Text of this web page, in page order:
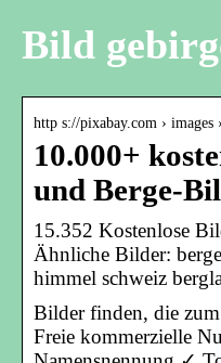
Bild
http s://pixabay.com › images
10.000+
und Berge-
15.352 Kostenlose
Ähnliche Bilder:
himmel schweiz
Bilder finden, die
Freie kommerzielle